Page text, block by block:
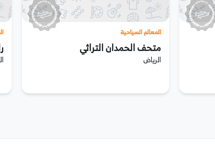
المعالم السياحية
متحف الحمدان التراثي
الرياض